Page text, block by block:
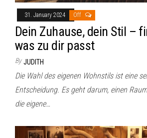
31. January 2024 Off
Dein Zuhause, dein Stil –
was zu dir passt
By JUDITH
Die Wahl des eigenen Wohnstils ist eine
Entscheidung. Es geht darum, einen
die eigene…